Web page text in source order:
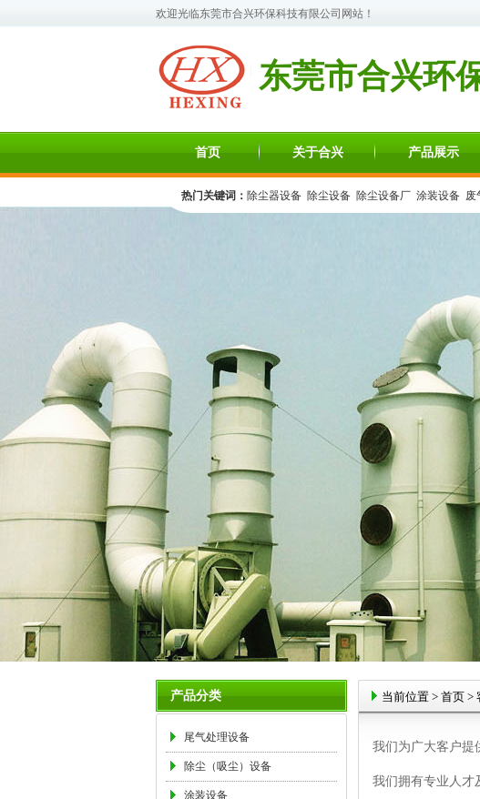
欢迎光临东莞市合兴环保科技有限公司 网站！
东莞市合兴环
首页 关于合兴 产品展示
热门关键词： 除尘器设备 除尘设备 除尘设备厂 涂装设备 废
产品分类
尾气处理设备
除尘（吸尘）设备
涂装设备
当前位置 > 首页 >
我们为广大客户提
我们拥有专业人才